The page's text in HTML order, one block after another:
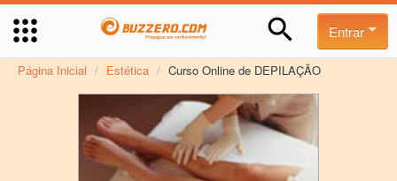
Entrar
Página Inicial / Estética / Curso Online de DEPILAÇÃO